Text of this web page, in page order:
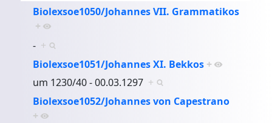
Biolexsoe1050/Johannes VII. Grammatikos
+
- +
Biolexsoe1051/Johannes XI. Bekkos +
um 1230/40 - 00.03.1297 +
Biolexsoe1052/Johannes von Capestrano
+